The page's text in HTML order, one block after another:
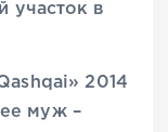
участок в
2014
ее муж –